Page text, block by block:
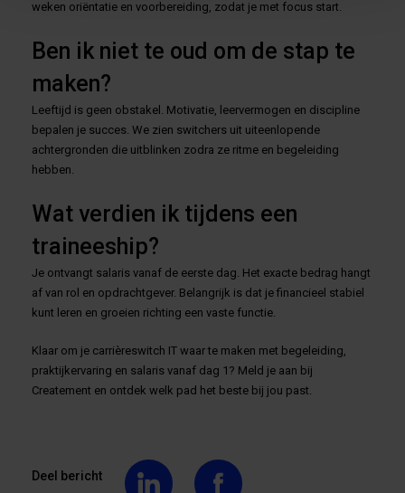
weken oriëntatie en voorbereiding, zodat je met focus start.
Ben ik niet te oud om de stap te
maken?
Leeftijd is geen obstakel. Motivatie, leervermogen en discipline
bepalen je succes. We zien switchers uit uiteenlopende
achtergronden die uitblinken zodra ze ritme en begeleiding
hebben.
Wat verdien ik tijdens een
traineeship?
Je ontvangt salaris vanaf de eerste dag. Het exacte bedrag hangt
af van rol en opdrachtgever. Belangrijk is dat je financieel stabiel
kunt leren en groeien richting een vaste functie.
Klaar om je carrièreswitch IT waar te maken met begeleiding,
praktijkervaring en salaris vanaf dag 1? Meld je aan bij
Createment en ontdek welk pad het beste bij jou past.
Deel bericht